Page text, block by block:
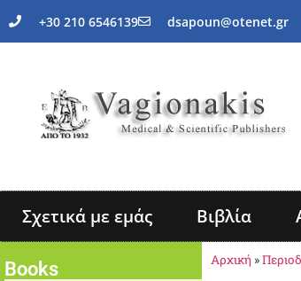
+30 210 6546139 dsapoun@otenet.gr
Σχετικά με εμάς Βιβλία
Books Αρχική »